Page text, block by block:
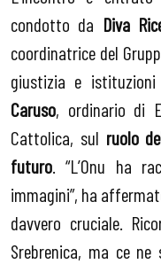
condotto da Diva
coordinatrice del
giustizia e
Caruso, ordinario di
Cattolica, sul ruolo
futuro. “L’Onu ha
immagini”, ha
davvero cruciale.
Srebrenica, ma ce